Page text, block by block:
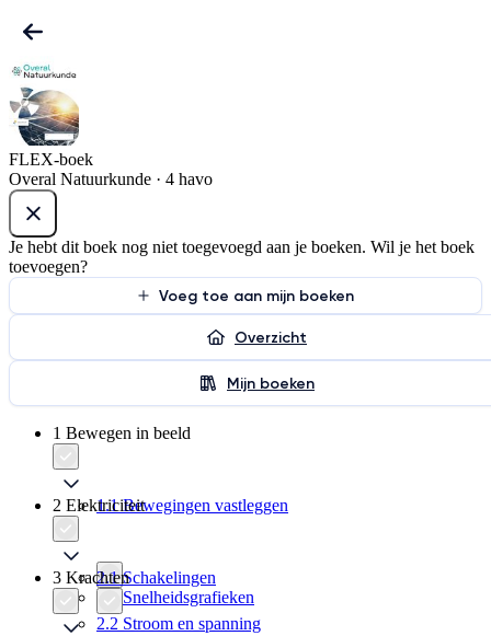
FLEX-boek
Overal Natuurkunde · 4 havo
Je hebt dit boek nog niet toegevoegd aan je boeken. Wil je het boek
toevoegen?
Voeg toe aan mijn boeken
Overzicht
Mijn boeken
1 Bewegen in beeld
1.1 Bewegingen vastleggen
1.2 Snelheidsgrafieken
2 Elektriciteit
2.1 Schakelingen
2.2 Stroom en spanning
3 Krachten